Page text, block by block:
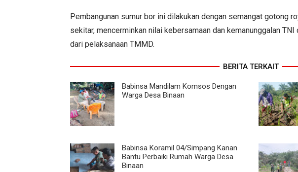
Pembangunan sumur bor ini dilakukan dengan semangat gotong
sekitar, mencerminkan nilai kebersamaan dan kemanunggalan
dari pelaksanaan TMMD.
BERITA TERKAIT
Babinsa Mandilam Komsos Dengan
Warga Desa Binaan
Babinsa Koramil 04/Simpang Kanan
Bantu Perbaiki Rumah Warga Desa
Binaan